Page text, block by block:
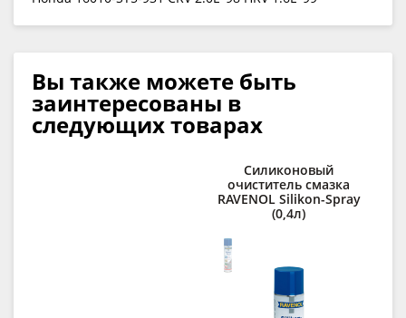
Вы также можете быть
заинтересованы в
следующих товарах
Силиконовый
очиститель смазка
RAVENOL Silikon-Spray
(0,4л)